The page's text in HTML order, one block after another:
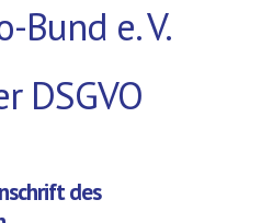
Bund e. V.
DSGVO
des